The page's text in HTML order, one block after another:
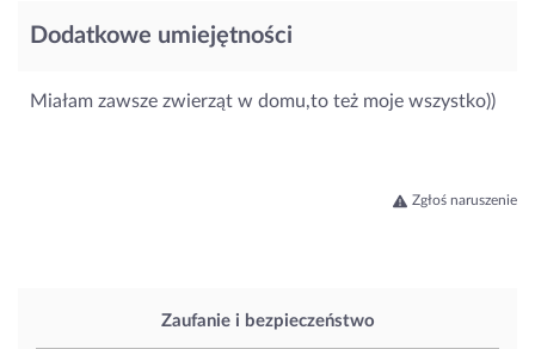
Zaufanie i bezpieczeństwo
Dodatkowe umiejętności
Miałam zawsze zwierząt w domu,to też moje wszystko))
Zgłoś naruszenie